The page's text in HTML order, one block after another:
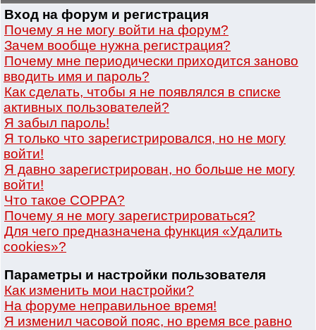
Вход на форум и регистрация
Почему я не могу войти на форум?
Зачем вообще нужна регистрация?
Почему мне периодически приходится заново
вводить имя и пароль?
Как сделать, чтобы я не появлялся в списке
активных пользователей?
Я забыл пароль!
Я только что зарегистрировался, но не могу
войти!
Я давно зарегистрирован, но больше не могу
войти!
Что такое COPPA?
Почему я не могу зарегистрироваться?
Для чего предназначена функция «Удалить
cookies»?
Параметры и настройки пользователя
Как изменить мои настройки?
На форуме неправильное время!
Я изменил часовой пояс, но время все равно